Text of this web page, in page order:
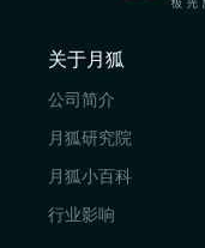
关于月狐
公司简介
月狐研究院
月狐小百科
行业影响